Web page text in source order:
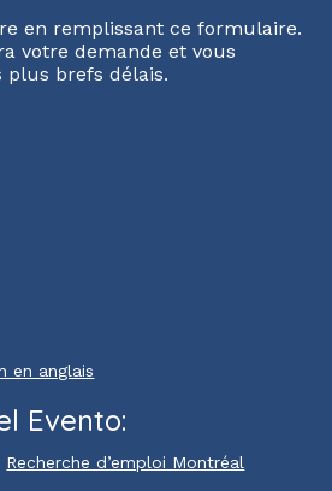
en remplissant ce formulaire.
votre demande et vous
plus brefs délais.
en anglais
Evento:
Recherche d’emploi Montréal